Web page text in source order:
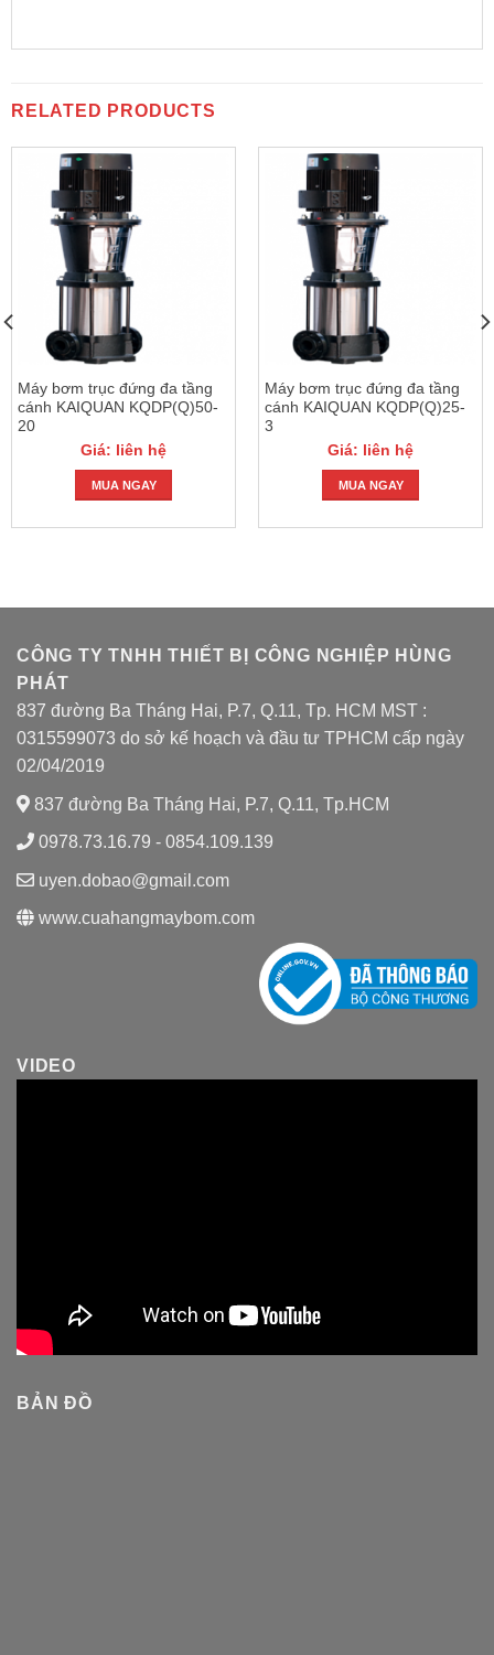
RELATED PRODUCTS
Máy bơm trục đứng đa tầng
cánh KAIQUAN KQDP(Q)50-
20
Giá: liên hệ
MUA NGAY
Máy bơm trục đứng đa tầng
cánh KAIQUAN KQDP(Q)25-
3
Giá: liên hệ
MUA NGAY
CÔNG TY TNHH THIẾT BỊ CÔNG NGHIỆP HÙNG
PHÁT
837 đường Ba Tháng Hai, P.7, Q.11, Tp. HCM MST :
0315599073 do sở kế hoạch và đầu tư TPHCM cấp ngày
02/04/2019
837 đường Ba Tháng Hai, P.7, Q.11, Tp.HCM
0978.73.16.79 - 0854.109.139
uyen.dobao@gmail.com
www.cuahangmaybom.com
VIDEO
BẢN ĐỒ